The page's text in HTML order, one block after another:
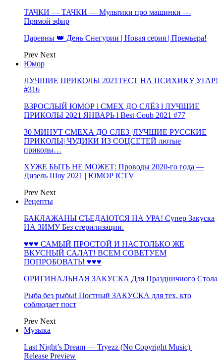
ТАЧКИ — ТАЧКИ — Мультики про машинки —
Прямой эфир
Царевны 👑 День Снегурии | Новая серия | Премьера!
Prev Next
Юмор
ЛУЧШИЕ ПРИКОЛЫ 2021ТЕСТ НА ПСИХИКУ УГАР!
#316
ВЗРОСЛЫЙ ЮМОР l СМЕХ ДО СЛЁЗ l ЛУЧШИЕ
ПРИКОЛЫ 2021 ЯНВАРЬ l Best Coub 2021 #77
30 МИНУТ СМЕХА ДО СЛЕЗ |ЛУЧШИЕ РУССКИЕ
ПРИКОЛЫ| ЧУДИКИ ИЗ СОЦСЕТЕЙ лютые
приколы…
ХУЖЕ БЫТЬ НЕ МОЖЕТ: Проводы 2020-го года —
Дизель Шоу 2021 | ЮМОР ICTV
Prev Next
Рецепты
БАКЛАЖАНЫ СЪЕДАЮТСЯ НА УРА! Супер Закуска
НА ЗИМУ Без стерилизации.
♥♥♥ САМЫЙ ПРОСТОЙ И НАСТОЛЬКО ЖЕ
ВКУСНЫЙ САЛАТ! ВСЕМ СОВЕТУЕМ
ПОПРОБОВАТЬ! ♥♥♥
ОРИГИНАЛЬНАЯ ЗАКУСКА Для Праздничного Стола
Рыба без рыбы! Постный ЗАКУСКА для тех, кто
соблюдает пост
Prev Next
Музыка
Last Night’s Dream — Tryezz (No Copyright Music) |
Release Preview